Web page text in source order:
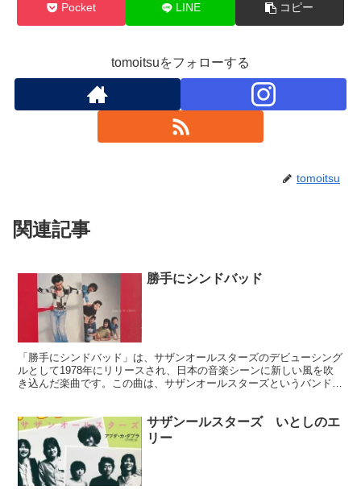
Pocket LINE コピー
tomoitsuをフォローする
tomoitsu
関連記事
勝手にシンドバッド
「勝手にシンドバッド」は、サザンオールスターズのデビューシング
ルとして1978年にリリースされ、日本の音楽シーンに新しい風を吹
き込んだ楽曲です。この曲は、サザンオールスターズというバンドの
プ・ミュージックにおける転換点としても評価されています。
サザンールスターズ いとしのエ
リー